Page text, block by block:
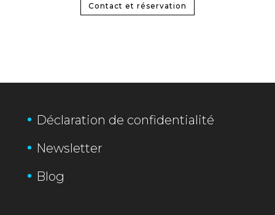
Contact et réservation
Déclaration de confidentialité
Newsletter
Blog